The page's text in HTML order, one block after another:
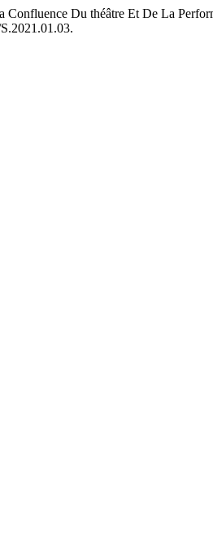
Confluence Du théâtre Et De La